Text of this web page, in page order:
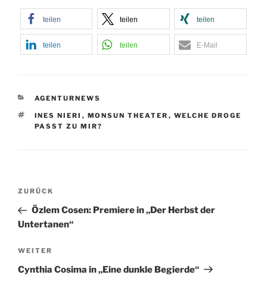
teilen teilen teilen
teilen teilen E-Mail
KATEGORIEN
AGENTURNEWS
SCHLAGWÖRTER
INES NIERI , MONSUN THEATER , WELCHE DROGE
PASST ZU MIR?
Beitragsnavigation
Vorheriger
Beitrag
ZURÜCK
Özlem Cosen: Premiere in „Der Herbst der
Untertanen“
Nächster
Beitrag
WEITER
Cynthia Cosima in „Eine dunkle Begierde“